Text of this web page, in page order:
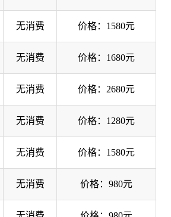
无消费 价格：1580元
无消费 价格：1680元
无消费 价格：2680元
无消费 价格：1280元
无消费 价格：1580元
无消费 价格：980元